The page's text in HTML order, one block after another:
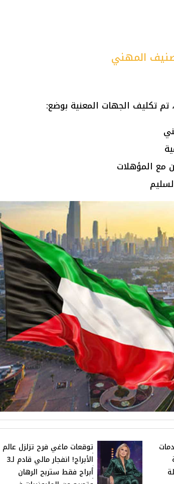
المهني
تم تكليف الجهات المعنية بوضع:
مع المؤهلات
توقعات ماغي فرح تزلزل عالم
الأبراج! انفجار مالي قادم لـ3
أبراج فقط ستربح الرهان